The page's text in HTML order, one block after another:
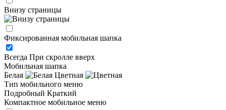
Внизу страницы
Фиксированная мобильная шапка
Всегда При скролле вверх
Мобильная шапка
Белая
Цветная
Тип мобильного меню
Подробный Краткий
Компактное мобильное меню